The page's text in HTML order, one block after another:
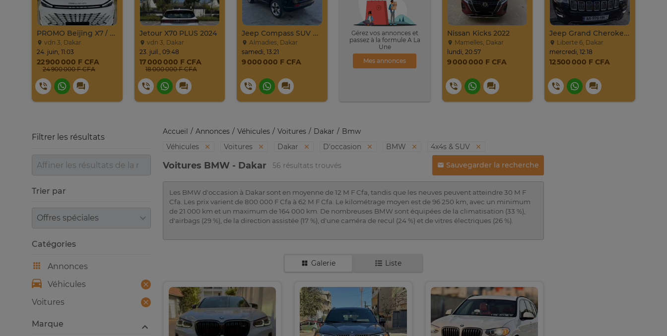
PROMO Beijing X7 / 2025
vdn 3, Dakar
24. juin, 11:03
22 900 000 F CFA
24 900 000 F CFA
Jetour X70 PLUS 2024
vdn 3, Dakar
23. juil., 09:48
17 000 000 F CFA
18 000 000 F CFA
Jeep Compass SUV Noir Essence Automatique
Almadies, Dakar
samedi, 13:21
9 000 000 F CFA
Gérez vos annonces et
passez à la formule A La
Une
Mes annonces
Nissan Kicks 2022
Mamelles, Dakar
lundi, 20:57
9 000 000 F CFA
Jeep Grand Cherokee Overland 2019 À Vendre
Liberte 6, Dakar
mercredi, 12:18
12 500 000 F CFA
Accueil Annonces Véhicules Voitures Dakar
Bmw
Véhicules
Voitures Dakar D'occasion BMW 4x4s & SUV
Voitures BMW - Dakar 56 résultats trouvés Sauvegarder la recherche
Les BMW d'occasion à Dakar sont en moyenne de 12 M F Cfa, tandis que les neuves peuvent atteindre 30 M F
Cfa. Les prix varient de 800 000 F Cfa à 62 M F Cfa. Le kilométrage moyen est de 96 250 km, avec un minimum
de 21 000 km et un maximum de 164 000 km. De nombreuses BMW sont équipées de la climatisation (33 %),
d'airbags (29 %), de la direction assistée (17 %), d'une caméra de recul (24 %) et de vitres électriques (26 %).
Galerie Liste
Filtrer les résultats
Trier par
Trier par
Catégories
Annonces
Véhicules
Voitures
Marque